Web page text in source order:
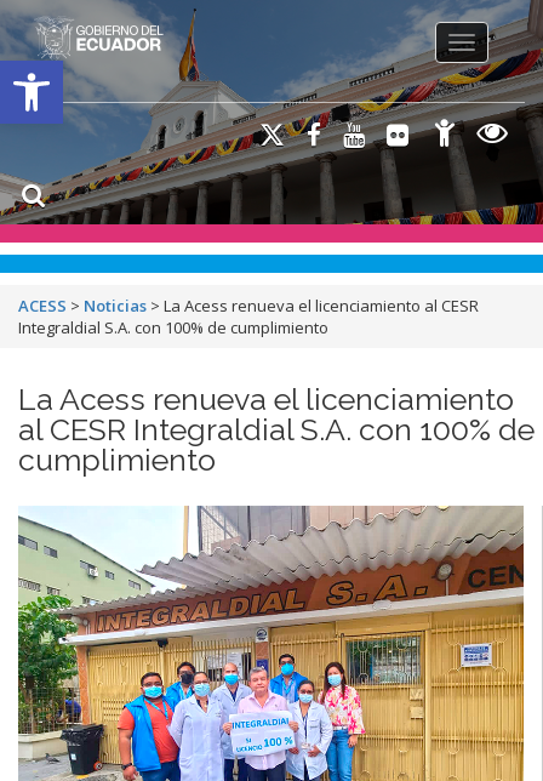
Open toolbar
Toggle
ACESS > Noticias > La Acess renueva el licenciamiento al CESR
Integraldial S.A. con 100% de cumplimiento
La Acess renueva el licenciamiento
al CESR Integraldial S.A. con 100% de
cumplimiento